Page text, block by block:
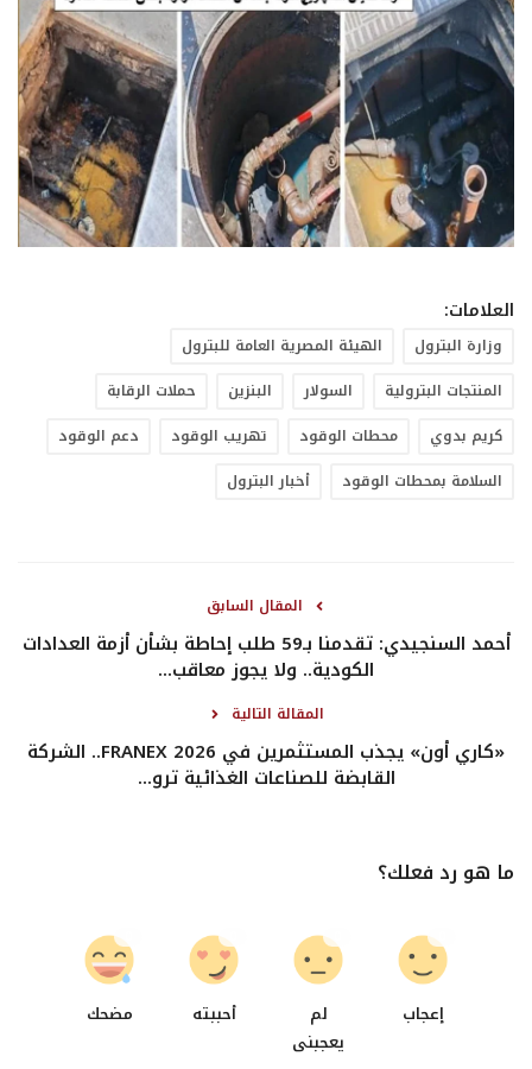
العلامات:
وزارة البترول
الهيئة المصرية العامة للبترول
المنتجات البترولية
السولار البنزين
حملات الرقابة
كريم بدوي
محطات الوقود تهريب الوقود
دعم الوقود
السلامة بمحطات الوقود
أخبار البترول
المقال السابق
أحمد السنجيدي: تقدمنا بـ59 طلب إحاطة بشأن أزمة العدادات
الكودية.. ولا يجوز معاقب...
المقالة التالية
«كاري أون» يجذب المستثمرين في FRANEX 2026.. الشركة
القابضة للصناعات الغذائية ترو...
ما هو رد فعلك؟
إعجاب
لم
يعجبنى
أحببته مضحك